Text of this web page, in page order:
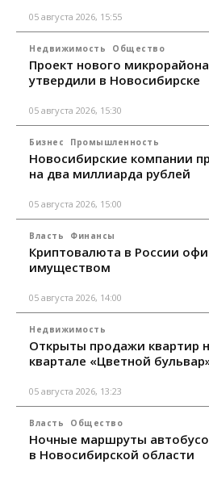
05 августа 2026, 15:55
Недвижимость Общество
Проект нового
утвердили в Новосибирске
05 августа 2026, 15:30
Бизнес Промышленность
Новосибирские компании
на два миллиарда рублей
05 августа 2026, 15:00
Власть Финансы
Криптовалюта в России
имуществом
05 августа 2026, 14:00
Недвижимость
Открыты продажи квартир
квартале «Цветной
05 августа 2026, 13:23
Власть Общество
Ночные маршруты
в Новосибирской области